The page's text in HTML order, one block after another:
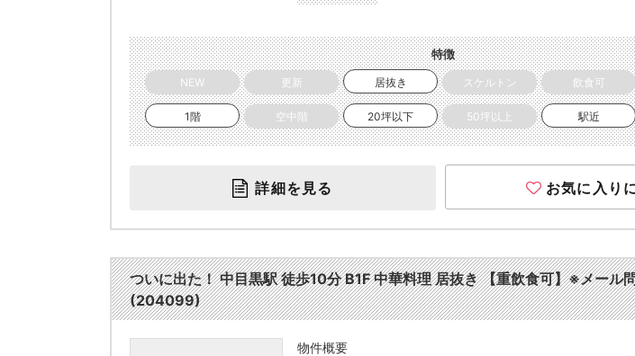
特徴
NEW 更新 居抜き スケルトン 飲食可
1階 空中階 20坪以下 50坪以上 駅近
詳細を見る お気に入り
ついに出た！ 中目黒駅 徒歩10分 B1F 中華料理 居抜き 【重飲食可】※メール
(204099)
物件概要